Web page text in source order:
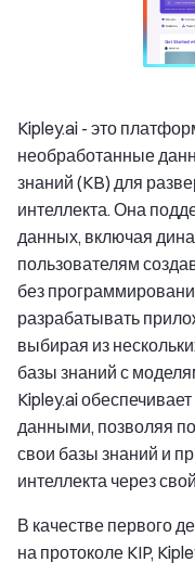
Kipley.ai - это
необработанные
знаний (KB) для
интеллекта. Она
данных, включая
пользователям
без
разрабатывать
выбирая из
базы знаний с
Kipley.ai
данными, позволяя
свои базы знаний и
интеллекта через
В качестве первого
на протоколе KIP,